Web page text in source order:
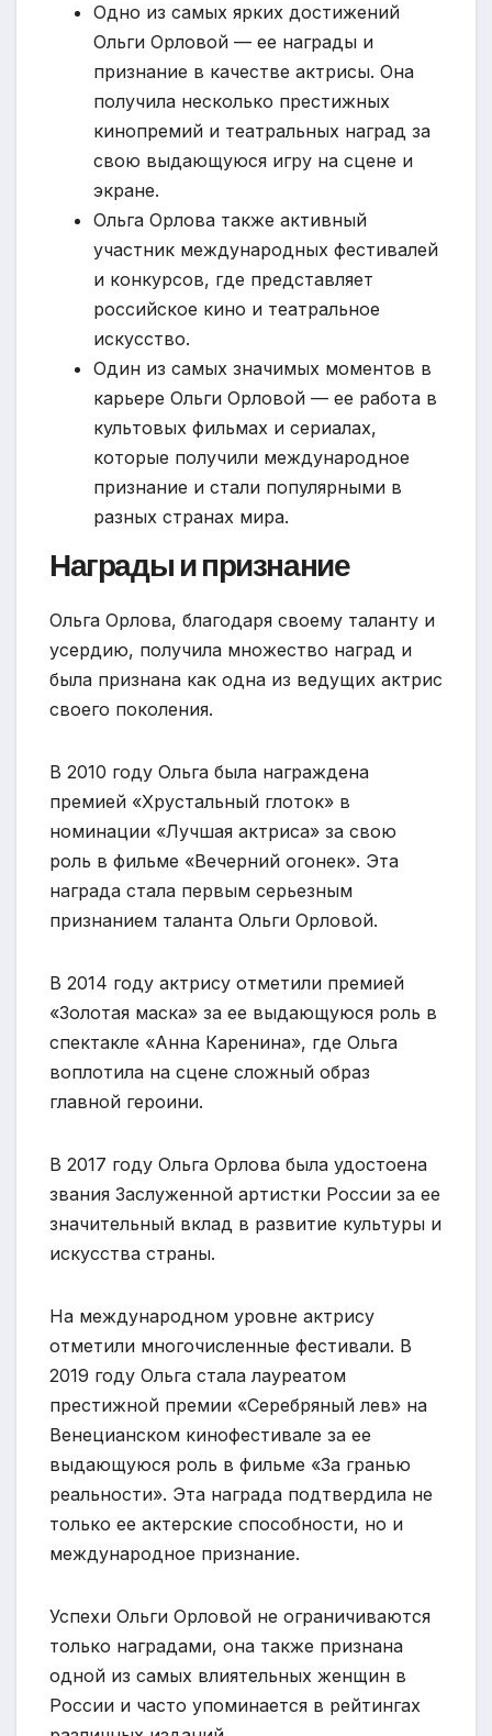
Одно из самых ярких достижений
Ольги Орловой — ее награды и
признание в качестве актрисы. Она
получила несколько престижных
кинопремий и театральных наград за
свою выдающуюся игру на сцене и
экране.
Ольга Орлова также активный
участник международных фестивалей
и конкурсов, где представляет
российское кино и театральное
искусство.
Один из самых значимых моментов в
карьере Ольги Орловой — ее работа в
культовых фильмах и сериалах,
которые получили международное
признание и стали популярными в
разных странах мира.
Награды и признание
Ольга Орлова, благодаря своему таланту и
усердию, получила множество наград и
была признана как одна из ведущих актрис
своего поколения.
В 2010 году Ольга была награждена
премией «Хрустальный глоток» в
номинации «Лучшая актриса» за свою
роль в фильме «Вечерний огонек». Эта
награда стала первым серьезным
признанием таланта Ольги Орловой.
В 2014 году актрису отметили премией
«Золотая маска» за ее выдающуюся роль в
спектакле «Анна Каренина», где Ольга
воплотила на сцене сложный образ
главной героини.
В 2017 году Ольга Орлова была удостоена
звания Заслуженной артистки России за ее
значительный вклад в развитие культуры и
искусства страны.
На международном уровне актрису
отметили многочисленные фестивали. В
2019 году Ольга стала лауреатом
престижной премии «Серебряный лев» на
Венецианском кинофестивале за ее
выдающуюся роль в фильме «За гранью
реальности». Эта награда подтвердила не
только ее актерские способности, но и
международное признание.
Успехи Ольги Орловой не ограничиваются
только наградами, она также признана
одной из самых влиятельных женщин в
России и часто упоминается в рейтингах